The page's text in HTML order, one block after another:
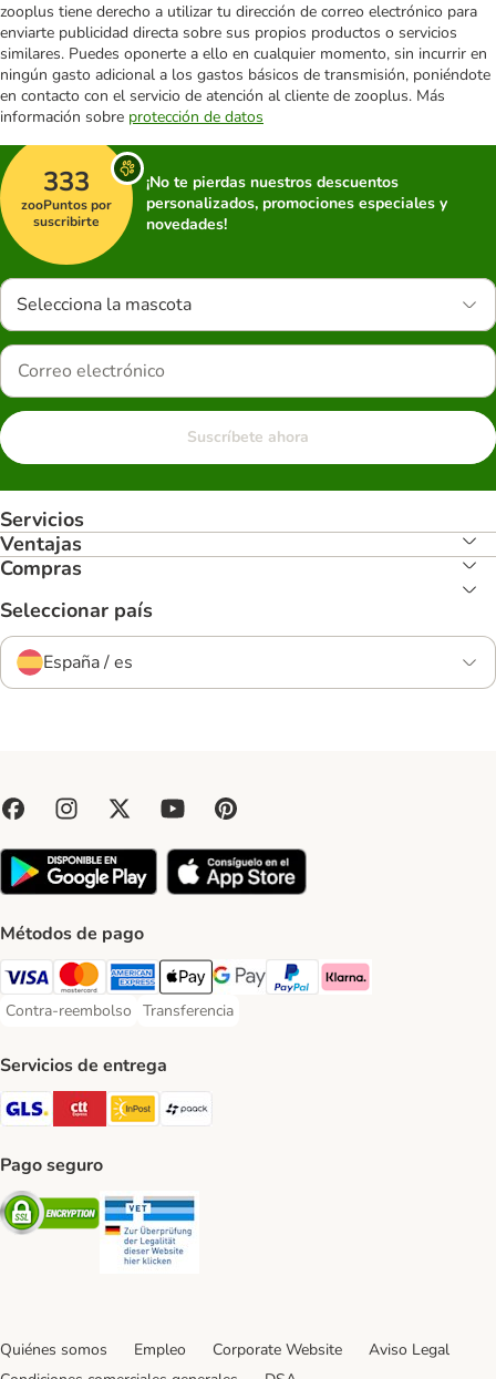
zooplus tiene derecho a utilizar tu dirección de correo electrónico para
enviarte publicidad directa sobre sus propios productos o servicios
similares. Puedes oponerte a ello en cualquier momento, sin incurrir en
ningún gasto adicional a los gastos básicos de transmisión, poniéndote
en contacto con el servicio de atención al cliente de zooplus. Más
información sobre protección de datos
333
zooPuntos por
suscribirte
¡No te pierdas nuestros descuentos
personalizados, promociones especiales y
novedades!
Selecciona la mascota
Suscríbete ahora
Servicios
Ventajas
Compras
Seleccionar país
España / es
Métodos de pago
Visa Payment Method
Mastercard Payment Method
American Express Payment Method
Apple Pay Payment Method
Google Pay Payment Method
PayPal Payment Method
Klarna Payment Method
Contra-reembolso
Contra-reembolso Payment Method
Transferencia
Transferencia Payment Method
Servicios de entrega
GLS Shipping Method
CTTExpress Shipping Method
InPost Shipping Method
paack Shipping Method
Pago seguro
Security
Quiénes somos Empleo Corporate Website
Aviso Legal